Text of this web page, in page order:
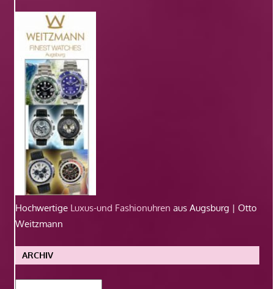
Hochwertige Luxus-und Fashionuhren aus Augsburg | Otto
Weitzmann
ARCHIV